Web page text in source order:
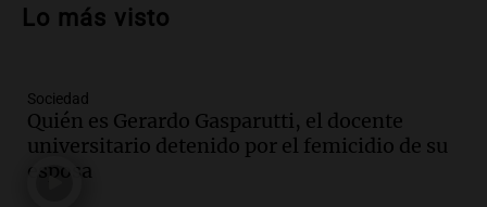
cuando el padre mira mucho el teléfono?
Audio.
Tecnológico en Villa María con dos
edificios icónicos
Panorama Federal
Lo más visto
Sociedad
Quién es Gerardo Gasparutti, el docente
universitario detenido por el femicidio de su
esposa